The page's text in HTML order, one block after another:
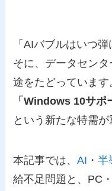
「AIバブルはいつ
そに、データセン
途をたどっています
「Windows 10サポ
という新たな特需が
本記事では、AI ・半
給不足問題と、PC